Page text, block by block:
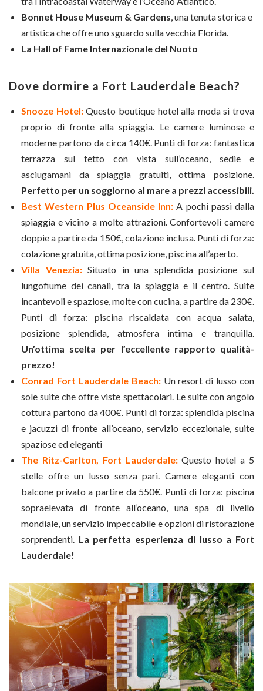
Bonnet House Museum & Gardens, una tenuta storica e
artistica che offre uno sguardo sulla vecchia Florida.
La Hall of Fame Internazionale del Nuoto
Dove dormire a Fort Lauderdale Beach?
Snooze Hotel:Questo boutique hotel alla moda si trova
proprio di fronte alla spiaggia. Le camere luminose e
moderne partono da circa 140€. Punti di forza: fantastica
terrazza sul tetto con vista sull’oceano, sedie e
asciugamani da spiaggia gratuiti, ottima posizione.
Perfetto per un soggiorno al mare a prezzi accessibili.
Best Western Plus Oceanside Inn: A pochi passi dalla
spiaggia e vicino a molte attrazioni. Confortevoli camere
doppie a partire da 150€, colazione inclusa. Punti di forza:
colazione gratuita, ottima posizione, piscina all’aperto.
Villa Venezia:Situato in una splendida posizione sul
lungofiume dei canali, tra la spiaggia e il centro. Suite
incantevoli e spaziose, molte con cucina, a partire da 230€.
Punti di forza: piscina riscaldata con acqua salata,
posizione splendida, atmosfera intima e tranquilla.
Un’ottima scelta per l’eccellente rapporto qualità-
prezzo!
Conrad Fort Lauderdale Beach:Un resort di lusso con
sole suite che offre viste spettacolari. Le suite con angolo
cottura partono da 400€. Punti di forza: splendida piscina
e jacuzzi di fronte all’oceano, servizio eccezionale, suite
spaziose ed eleganti
The Ritz-Carlton, Fort Lauderdale:Questo hotel a 5
stelle offre un lusso senza pari. Camere eleganti con
balcone privato a partire da 550€. Punti di forza: piscina
sopraelevata di fronte all’oceano, una spa di livello
mondiale, un servizio impeccabile e opzioni di ristorazione
sorprendenti. La perfetta esperienza di lusso a Fort
Lauderdale!